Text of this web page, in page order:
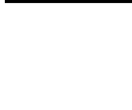
Desarrollado por: EMPREBIT